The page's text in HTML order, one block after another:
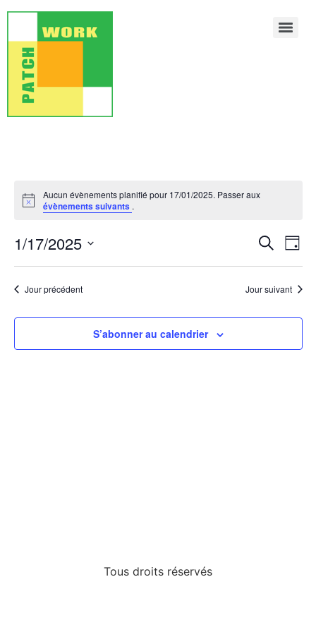
Notice
Aucun évènements planifié pour 17/01/2025. Passer aux
évènements suivants .
et
de
vues
Recherche
de
Jour
1/17/2025
une
date.Jour précédent Jour suivant
S’abonner au calendrier
Tous droits réservés